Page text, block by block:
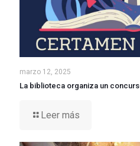
marzo 12, 2025
La biblioteca organiza un
Leer más